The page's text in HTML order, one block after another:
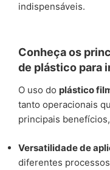
indispensáveis.
Conheça os
de plástico para
O uso do plástico
tanto operacionais
principais
Versatilidade de
diferentes